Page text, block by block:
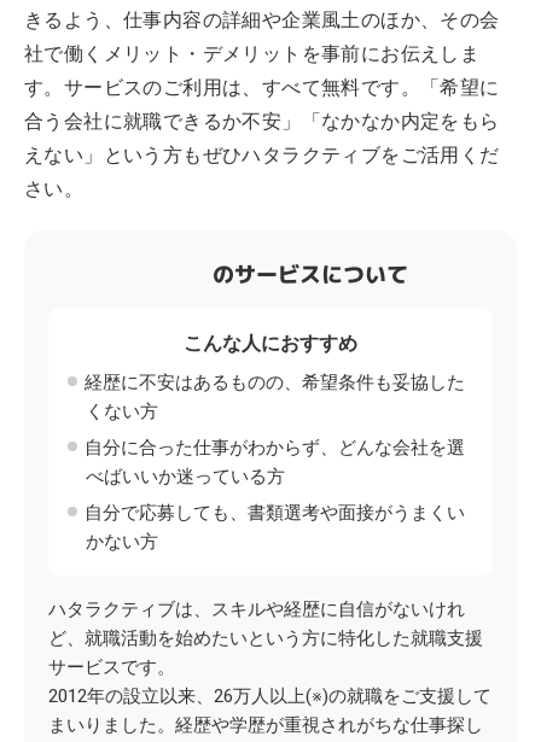
きるよう、仕事内容の詳細や企業風土のほか、その会
社で働くメリット・デメリットを事前にお伝えしま
す。サービスのご利用は、すべて無料です。「希望に
合う会社に就職できるか不安」「なかなか内定をもら
えない」という方もぜひハタラクティブをご活用くだ
さい。
のサービスについて
こんな人におすすめ
経歴に不安はあるものの、希望条件も妥協した
くない方
自分に合った仕事がわからず、どんな会社を選
べばいいか迷っている方
自分で応募しても、書類選考や面接がうまくい
かない方
ハタラクティブは、スキルや経歴に自信がないけれ
ど、就職活動を始めたいという方に特化した就職支援
サービスです。
2012年の設立以来、26万人以上(※)の就職をご支援して
まいりました。経歴や学歴が重視されがちな仕事探し